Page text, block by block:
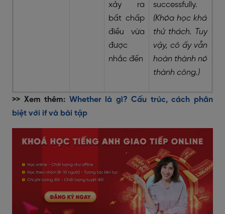
xảy ra
bất chấp
điều vừa
được
nhắc đến
successfully.
(Khóa học khá
thử thách. Tuy
vậy, cô ấy vẫn
hoàn thành nó
thành công.)
>> Xem thêm: Whether là gì? Cấu trúc, cách phân
biệt với if và bài tập